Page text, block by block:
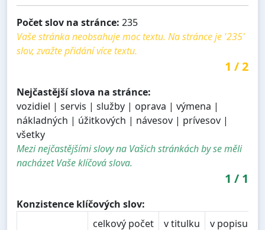
Počet slov na stránce: 235
Vaše stránka neobsahuje moc textu. Na stránce je '235'
slov, zvažte přidání více textu.
1 /2
Nejčastější slova na stránce:
vozidiel | servis | služby | oprava | výmena |
nákladných | úžitkových | návesov | prívesov |
všetky
Mezi nejčastějšími slovy na Vašich stránkách by se měli
nacházet Vaše klíčová slova.
1 / 1
Konzistence klíčových slov:
celkový počet
v titulku v popisu